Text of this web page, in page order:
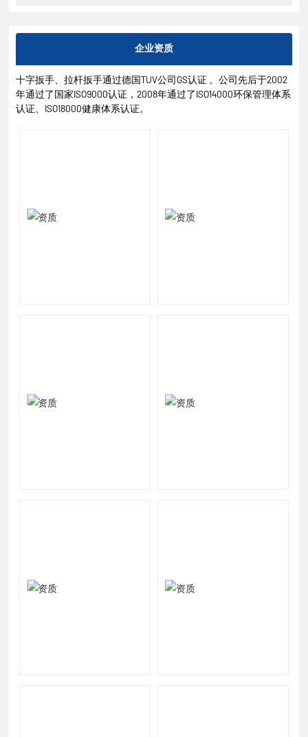
企业资质
十字扳手、拉杆扳手通过德国TUV公司GS认证 。公司先后于2002
年通过了国家ISO9000认证，2008年通过了ISO14000环保管理体系
认证、ISO18000健康体系认证。